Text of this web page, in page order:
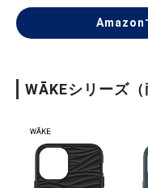
Amazon
WĀKEシリーズ（